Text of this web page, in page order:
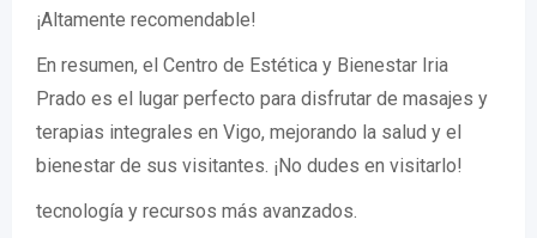
¡Altamente recomendable!
En resumen, el Centro de Estética y Bienestar Iria
Prado es el lugar perfecto para disfrutar de masajes y
terapias integrales en Vigo, mejorando la salud y el
bienestar de sus visitantes. ¡No dudes en visitarlo!
tecnología y recursos más avanzados.